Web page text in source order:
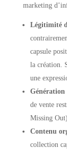
marketing
Légitimité
capsule
la création.
une
Génération
de vente
Missing
Contenu
collection